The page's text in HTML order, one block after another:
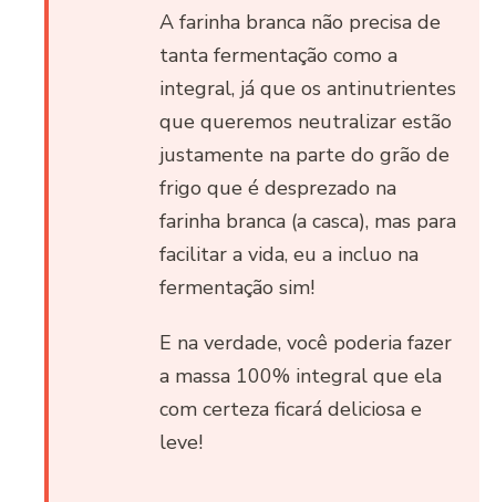
A farinha branca não precisa de
tanta fermentação como a
integral, já que os antinutrientes
que queremos neutralizar estão
justamente na parte do grão de
frigo que é desprezado na
farinha branca (a casca), mas para
facilitar a vida, eu a incluo na
fermentação sim!
E na verdade, você poderia fazer
a massa 100% integral que ela
com certeza ficará deliciosa e
leve!